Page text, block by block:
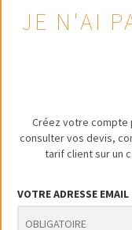
JE N'AI
Créez votre compte
consulter vos devis,
tarif client sur un
VOTRE ADRESSE EMAIL